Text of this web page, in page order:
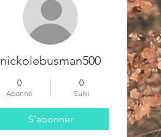
nickolebusman500
0
Abonné
0
Suivi
S'abonner